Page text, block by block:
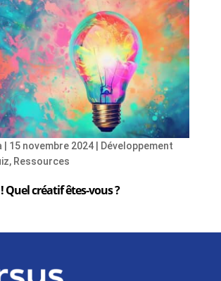
Quel créatif êtes-vous ?
15 novembre 2024|
Développement
, Ressources